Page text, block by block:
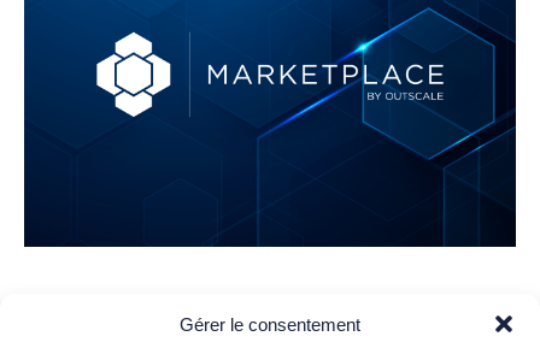
Gérer le consentement